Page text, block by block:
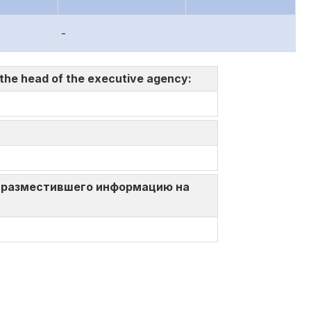
-
head of the executive agency:
информацию на